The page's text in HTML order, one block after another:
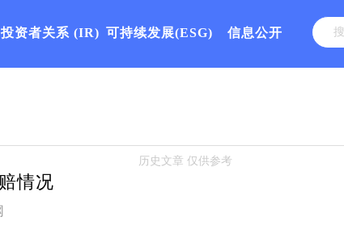
投资者关系 (IR) 可持续发展(ESG) 信息公开
情况